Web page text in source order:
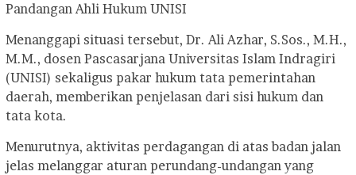
Pandangan Ahli Hukum UNISI
Menanggapi situasi tersebut, Dr. Ali Azhar, S.Sos., M.H.,
M.M., dosen Pascasarjana Universitas Islam Indragiri
(UNISI) sekaligus pakar hukum tata pemerintahan
daerah, memberikan penjelasan dari sisi hukum dan
tata kota.
Menurutnya, aktivitas perdagangan di atas badan jalan
jelas melanggar aturan perundang-undangan yang